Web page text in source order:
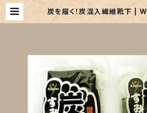
炭を履く！炭混入繊維靴下 |